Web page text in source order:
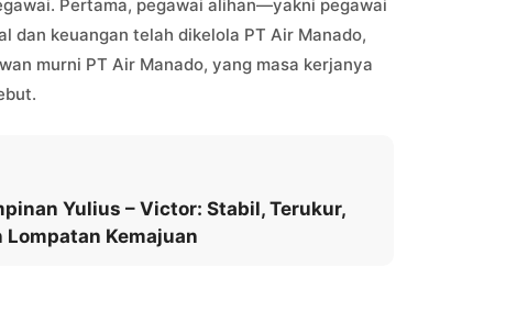
Pertama, pegawai alihan—yakni pegawai
dan keuangan telah dikelola PT Air Manado,
murni PT Air Manado, yang masa kerjanya
Yulius – Victor: Stabil, Terukur,
Kemajuan